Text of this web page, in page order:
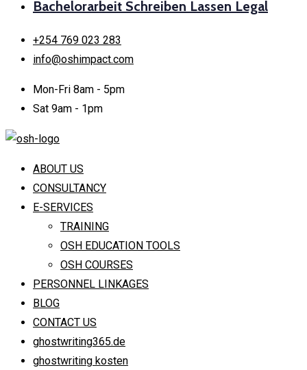
Bachelorarbeit Schreiben Lassen Legal
+254 769 023 283
info@oshimpact.com
Mon-Fri 8am - 5pm
Sat 9am - 1pm
ABOUT US
CONSULTANCY
E-SERVICES
TRAINING
OSH EDUCATION TOOLS
OSH COURSES
PERSONNEL LINKAGES
BLOG
CONTACT US
ghostwriting365.de
ghostwriting kosten